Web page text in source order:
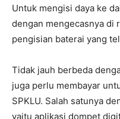
Untuk mengisi daya ke
dengan mengecasnya di
pengisian baterai yang
Tidak jauh berbeda
juga perlu membayar
SPKLU. Salah satunya
yaitu aplikasi dompet